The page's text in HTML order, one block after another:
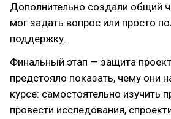
Дополнительно создали общий
мог задать вопрос или просто
поддержку.
Финальный этап — защита
предстояло показать, чему они
курсе: самостоятельно изучить
провести исследования,